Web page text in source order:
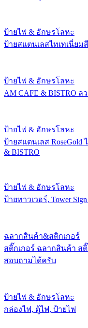
ป้ายไฟ & อักษรโลหะ
ป้ายสแตนเลสไทเทเนี่ย
ป้ายไฟ & อักษรโลหะ
AM CAFE & BISTRO ล
ป้ายไฟ & อักษรโลหะ
ป้ายสแตนเลส RoseGold
& BISTRO
ป้ายไฟ & อักษรโลหะ
ป้ายทาวเวอร์, Tower
ฉลากสินค้า&สติกเกอร์
สติ๊กเกอร์ ฉลากสินค้า ส
สอบถามได้ครับ
ป้ายไฟ & อักษรโลหะ
กล่องไฟ, ตู้ไฟ, ป้ายไฟ